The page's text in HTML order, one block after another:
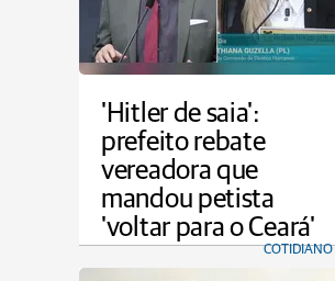
'Hitler de saia':
prefeito rebate
vereadora que
mandou petista
'voltar para o Ceará'
COTIDIANO